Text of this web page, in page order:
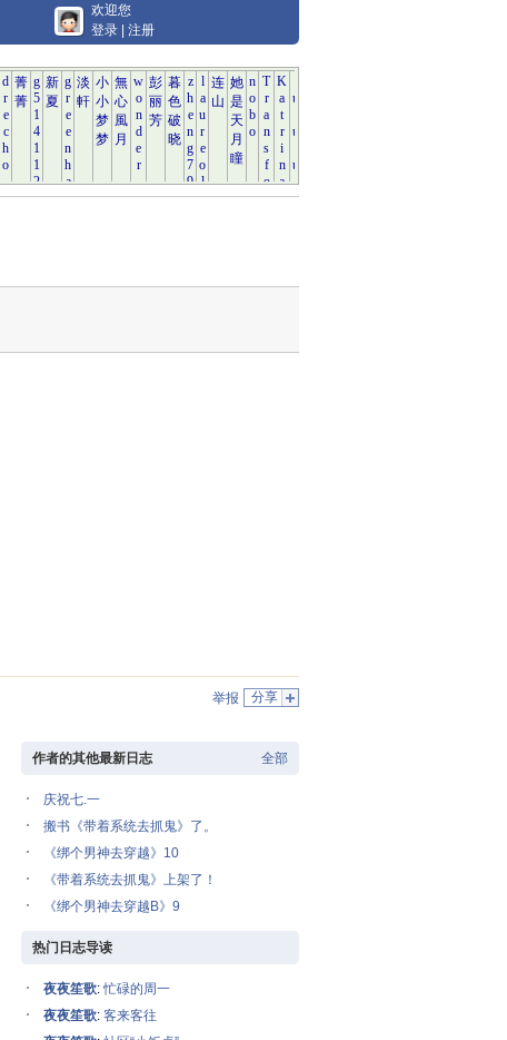
欢迎您
登录
注册
分享
举报
全部
作者的其他最新日志
庆祝七.一
搬书《带着系统去抓鬼》了。
《绑个男神去穿越》10
《带着系统去抓鬼》上架了！
《绑个男神去穿越B》9
热门日志导读
夜夜笙歌:忙碌的周一
夜夜笙歌: 客来客往